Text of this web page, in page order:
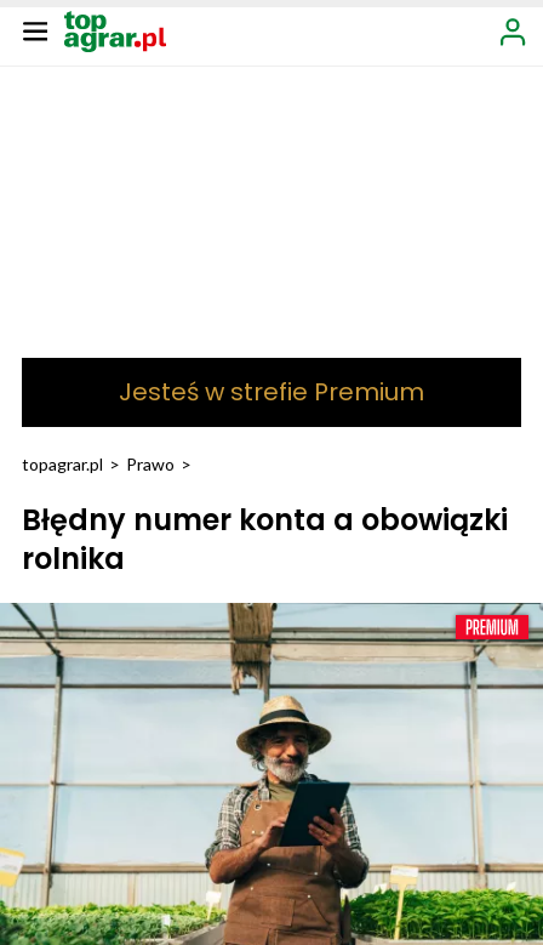
Jesteś w strefie Premium
topagrar.pl > Prawo >
Błędny numer konta a obowiązki
rolnika